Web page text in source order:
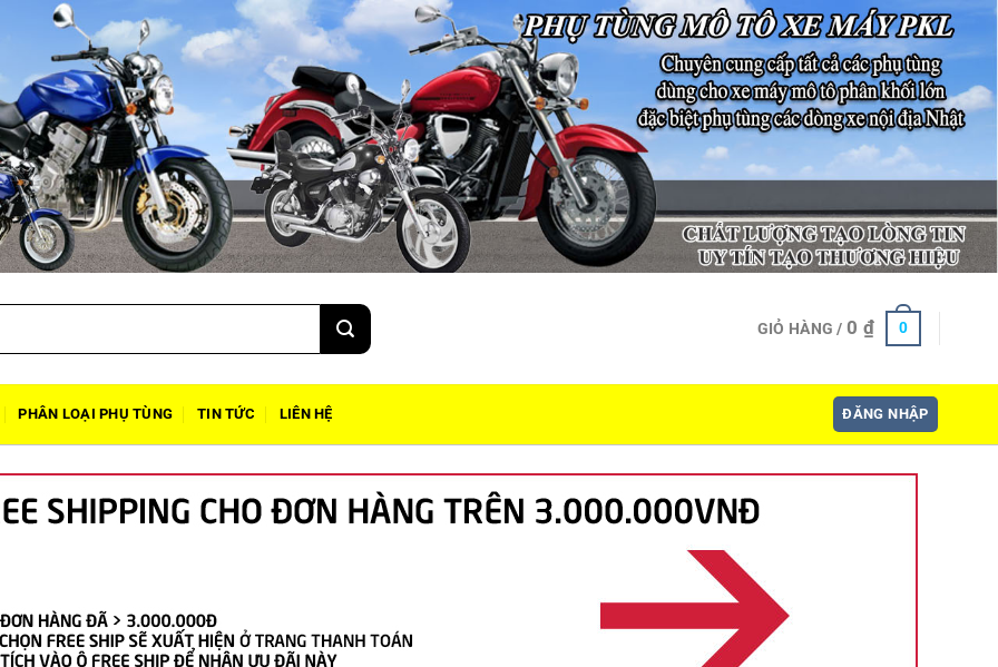
GIỎ HÀNG / 0 ₫ 0
PHÂN LOẠI PHỤ TÙNG TIN TỨC LIÊN HỆ ĐĂNG NHẬP